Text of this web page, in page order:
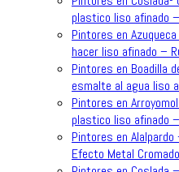
plastico liso afinado
Pintores en
hacer liso afinado –
Pintores en Boadilla
esmalte al agua liso
Pintores en
plastico liso afinado
Pintores en
Efecto Metal